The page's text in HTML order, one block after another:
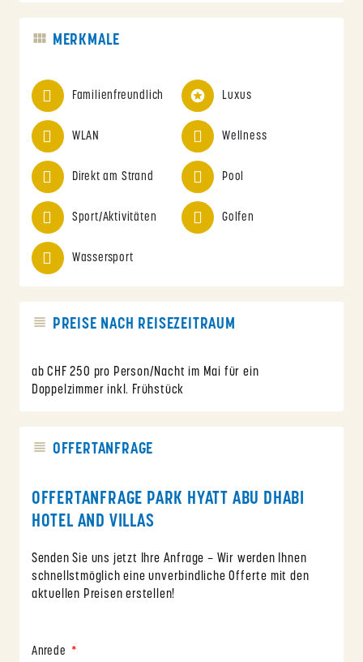
MERKMALE
Familienfreundlich Luxus
WLAN Wellness
Direkt am Strand Pool
Sport/Aktivitäten Golfen
Wassersport
PREISE NACH REISEZEITRAUM
ab CHF 250 pro Person/Nacht im Mai für ein
Doppelzimmer inkl. Frühstück
OFFERTANFRAGE
OFFERTANFRAGE PARK HYATT ABU DHABI
HOTEL AND VILLAS
Senden Sie uns jetzt Ihre Anfrage – Wir werden Ihnen
schnellstmöglich eine unverbindliche Offerte mit den
aktuellen Preisen erstellen!
Anrede